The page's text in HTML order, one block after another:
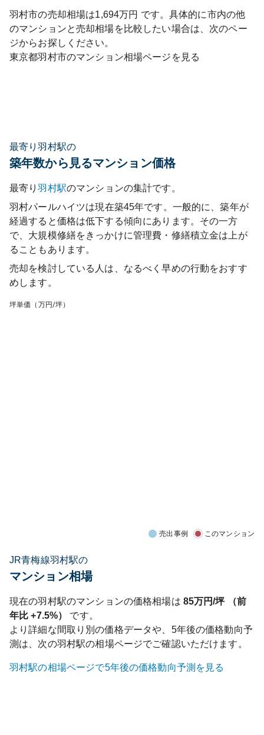
羽村市の売却相場は1,694万円 です。具体的に市内の他
のマンションと売却相場を比較したい場合は、次のペー
ジからお探しください。
東京都羽村市のマンション相場ページを見る
最寄り羽村駅の
築年数から見るマンション価格
最寄り羽村駅のマンションの集計です。
羽村パールハイツは現在築45年です。一般的に、築年が
経過すると価格は低下する傾向にあります。その一方
で、大規模修繕をきっかけに管理費・修繕積立金は上が
ることもあります。
売却を検討している人は、なるべく早めの行動をおすす
めします。
坪単価（万円/坪）
売出事例 このマンション
JR青梅線羽村駅の
マンション相場
現在の羽村駅のマンションの価格相場は 85万円/坪 （前
年比+7.5%）
です。
より詳細な間取り別の価格データや、5年後の価格動向予
測は、次の羽村駅の相場ページでご確認いただけます。
羽村駅の相場ページで5年後の価格動向予測を見る